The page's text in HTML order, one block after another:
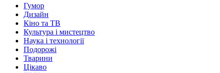
Гумор
Дизайн
Кіно та ТВ
Культура і мистецтво
Наука і технології
Подорожі
Тварини
Цікаво